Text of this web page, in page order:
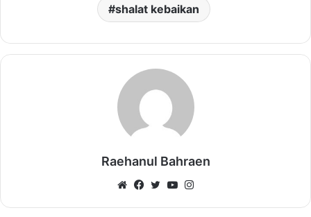
shalat kebaikan
Raehanul Bahraen
WebsiteFacebook
TwitterYouTube